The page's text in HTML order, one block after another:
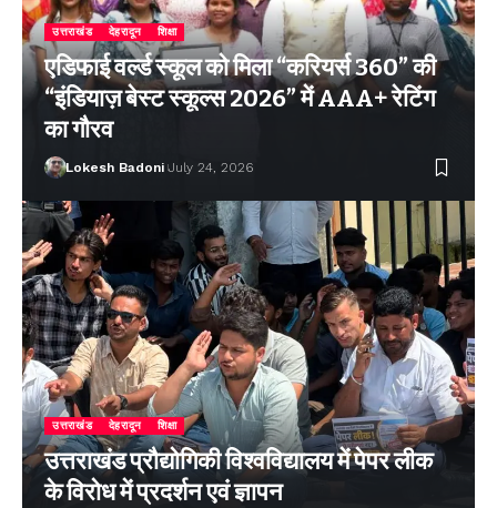
उत्तराखंड देहरादून शिक्षा
एडिफाई वर्ल्ड स्कूल को मिला “करियर्स 360” की
“इंडियाज़ बेस्ट स्कूल्स 2026” में AAA+ रेटिंग
का गौरव
Lokesh Badoni July 24, 2026
उत्तराखंड देहरादून शिक्षा
उत्तराखंड प्रौद्योगिकी विश्वविद्यालय में पेपर लीक
के विरोध में प्रदर्शन एवं ज्ञापन